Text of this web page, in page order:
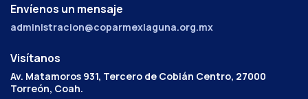
Envíenos un mensaje
administracion@coparmexlaguna.org.mx
Visítanos
Av. Matamoros 931, Tercero de Cobián Centro, 27000
Torreón, Coah.